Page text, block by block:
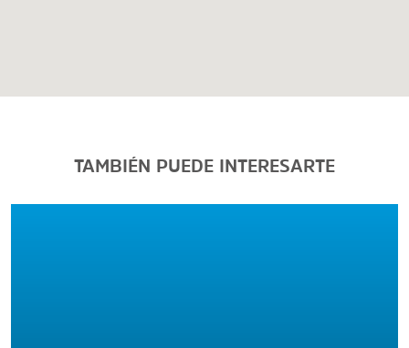
TAMBIÉN PUEDE INTERESARTE